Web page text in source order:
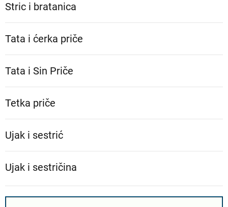
Stric i bratanica
Tata i ćerka priče
Tata i Sin Priče
Tetka priče
Ujak i sestrić
Ujak i sestričina